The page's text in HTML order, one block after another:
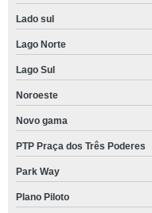
Lado sul
Lago Norte
Lago Sul
Noroeste
Novo gama
PTP Praça dos Três Poderes
Park Way
Plano Piloto